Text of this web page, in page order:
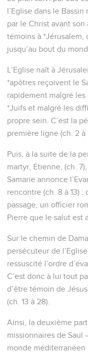
l’Eglise dans le
par le Christ avant son
témoins à *Jérusalem,
jusqu’au bout du
L’Eglise naît à
*apôtres reçoivent le
rapidement malgré
*Juifs et malgré les
propre sein. C’est la
première ligne (ch. 2 à
Puis, à la suite de la
martyr, Etienne, (ch.
Samarie annonce
rencontre (ch. 8 à 13)
passage, un officier
Pierre que le salut est
Sur le chemin de
persécuteur de
ressuscité l’ordre
C’est donc à lui tout
d’être témoin de
(ch. 13 à 28).
Ainsi, la deuxième
missionnaires de
monde méditerranéen